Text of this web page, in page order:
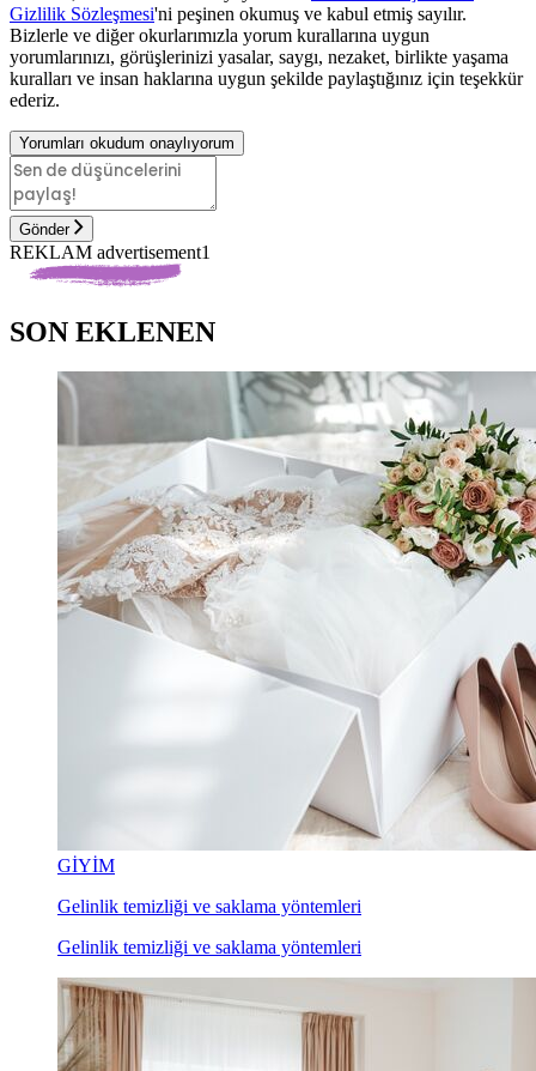
Gizlilik Sözleşmesi'ni peşinen okumuş ve kabul etmiş sayılır.
Bizlerle ve diğer okurlarımızla yorum kurallarına uygun
yorumlarınızı, görüşlerinizi yasalar, saygı, nezaket, birlikte yaşama
kuralları ve insan haklarına uygun şekilde paylaştığınız için teşekkür
ederiz.
Yorumları okudum onaylıyorum
Gönder
REKLAM advertisement1
SON EKLENEN
GİYİM
Gelinlik temizliği ve saklama yöntemleri
Gelinlik temizliği ve saklama yöntemleri